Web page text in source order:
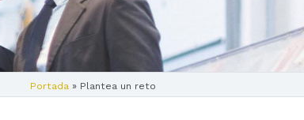
Portada » Plantea un reto